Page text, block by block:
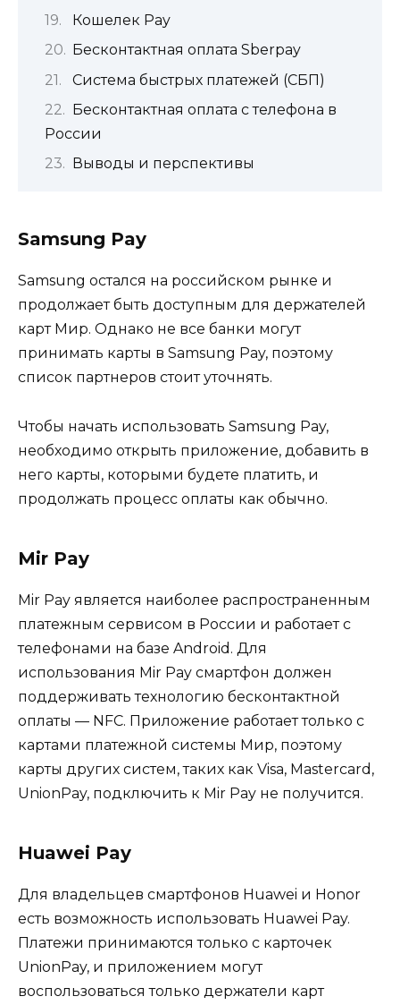
Кошелек Pay
Бесконтактная оплата Sberpay
Система быстрых платежей (СБП)
Бесконтактная оплата с телефона в
России
Выводы и перспективы
Samsung Pay
Samsung остался на российском рынке и
продолжает быть доступным для держателей
карт Мир. Однако не все банки могут
принимать карты в Samsung Pay, поэтому
список партнеров стоит уточнять.
Чтобы начать использовать Samsung Pay,
необходимо открыть приложение, добавить в
него карты, которыми будете платить, и
продолжать процесс оплаты как обычно.
Mir Pay
Mir Pay является наиболее распространенным
платежным сервисом в России и работает с
телефонами на базе Android. Для
использования Mir Pay смартфон должен
поддерживать технологию бесконтактной
оплаты — NFC. Приложение работает только с
картами платежной системы Мир, поэтому
карты других систем, таких как Visa, Mastercard,
UnionPay, подключить к Mir Pay не получится.
Huawei Pay
Для владельцев смартфонов Huawei и Honor
есть возможность использовать Huawei Pay.
Платежи принимаются только с карточек
UnionPay, и приложением могут
воспользоваться только держатели карт